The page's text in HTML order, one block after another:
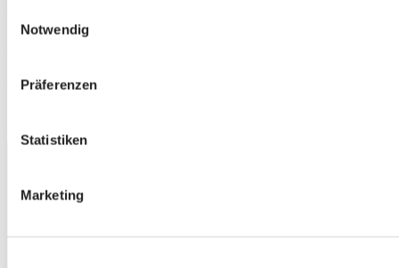
Notwendig
Präferenzen
Statistiken
Marketing
wie Sie mit Form und Funktion angenehme Räume schaffen
Werkzeuge und Leitfäden